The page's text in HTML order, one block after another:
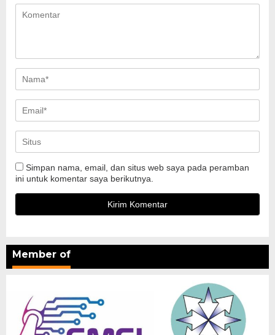
Simpan nama, email, dan situs web saya pada peramban
ini untuk komentar saya berikutnya.
Member of